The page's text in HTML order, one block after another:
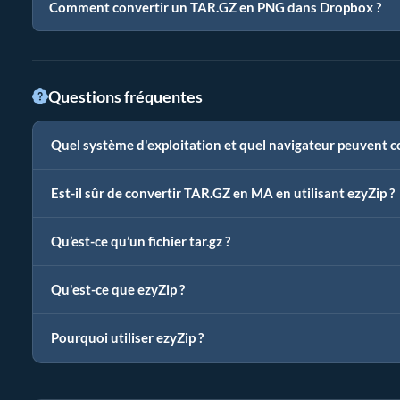
Comment convertir un TAR.GZ en PNG dans Dropbox ?
Questions fréquentes
Quel système d'exploitation et quel navigateur peuvent
Est-il sûr de convertir TAR.GZ en MA en utilisant ezyZip ?
Qu’est-ce qu’un fichier tar.gz ?
Qu'est-ce que ezyZip ?
Pourquoi utiliser ezyZip ?